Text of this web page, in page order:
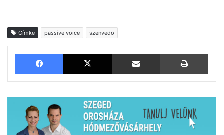
Címke passive voice szenvedo
Facebook X Megosztás email-ben